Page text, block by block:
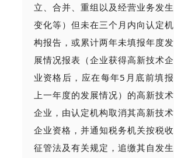
立、合并、重组以及经营业务发生
变化等）但未在三个月内向认定机
构报告，或累计两年未填报年度发
展情况报表（企业获得高新技术企
业资格后，应在每年5月底前填报
上一年度的发展情况）的高新技术
企业，由认定机构取消其高新技术
企业资格，并通知税务机关按税收
征管法及有关规定，追缴其自发生